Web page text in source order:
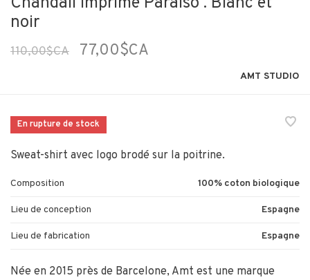
noir
110,00$CA 77,00$CA
AMT STUDIO
En rupture de stock
Sweat-shirt avec logo brodé sur la poitrine.
Composition 100% coton biologique
Lieu de conception Espagne
Lieu de fabrication Espagne
Née en 2015 près de Barcelone, Amt est une marque